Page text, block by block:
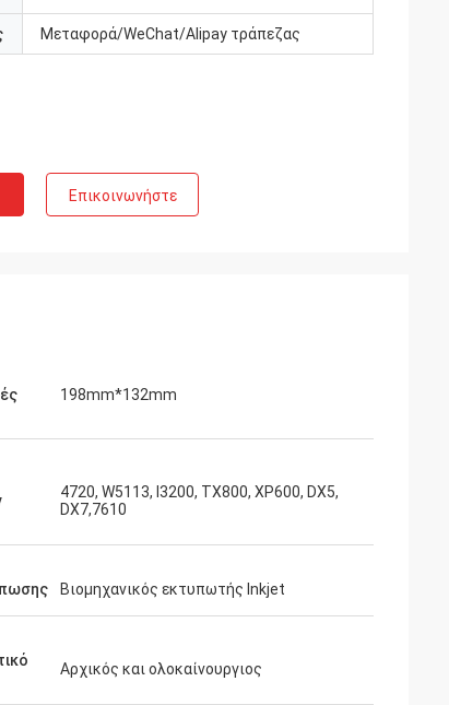
Μεταφορά/WeChat/Alipay τράπεζας
Επικοινωνήστε
198mm*132mm
4720, W5113, I3200, TX800, XP600, DX5,
DX7,7610
Βιομηχανικός εκτυπωτής Inkjet
Αρχικός και ολοκαίνουργιος